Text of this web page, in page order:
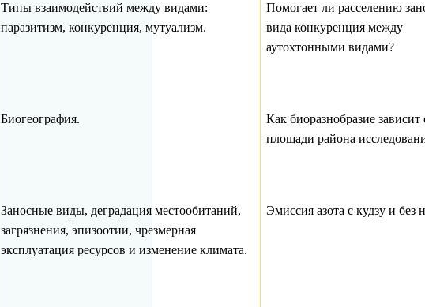
Типы взаимодействий между видами:
паразитизм, конкуренция, мутуализм.
Помогает ли расселению
вида конкуренция между
аутохтонными видами?
Биогеография.
Как биоразнобразие зависит
площади района
Заносные виды, деградация местообитаний,
загрязнения, эпизоотии, чрезмерная
эксплуатация ресурсов и изменение климата.
Эмиссия азота с кудзу и без